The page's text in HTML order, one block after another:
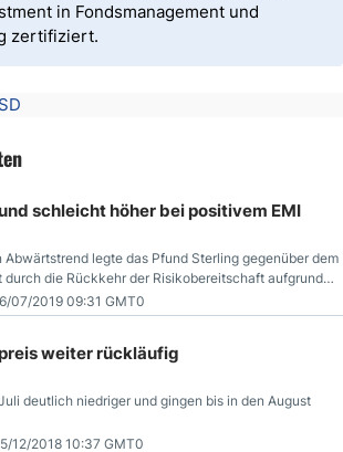
in Fondsmanagement und
zertifiziert.
schleicht höher bei positivem EMI
Abwärtstrend legte das Pfund Sterling gegenüber dem
die Rückkehr der Risikobereitschaft aufgrund
07/2019 09:31 GMT0
weiter rückläufig
deutlich niedriger und gingen bis in den August
12/2018 10:37 GMT0